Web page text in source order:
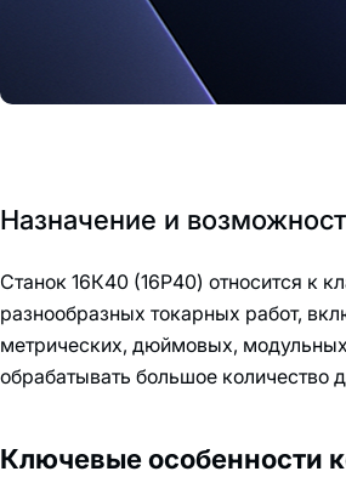
Назначение и
Станок 16К40 (16Р40) относится к
разнообразных токарных работ,
метрических, дюймовых, модульных
обрабатывать большое количество
Ключевые особенности